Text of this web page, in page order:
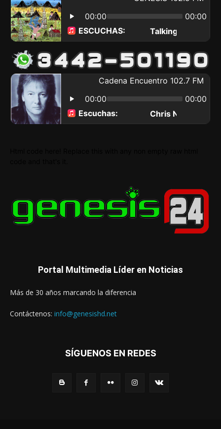
Portal Multimedia Líder en Noticias
Más de 30 años marcando la diferencia
Contáctenos: info@genesishd.net
SÍGUENOS EN REDES